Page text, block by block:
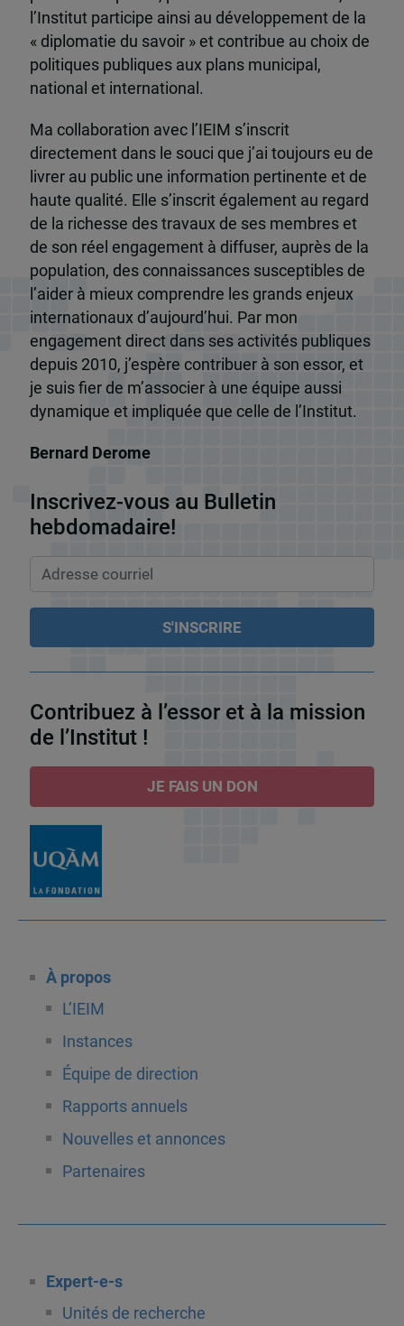
l’Institut participe ainsi au développement de la
« diplomatie du savoir » et contribue au choix de
politiques publiques aux plans municipal,
national et international.
Ma collaboration avec l’IEIM s’inscrit
directement dans le souci que j’ai toujours eu de
livrer au public une information pertinente et de
haute qualité. Elle s’inscrit également au regard
de la richesse des travaux de ses membres et
de son réel engagement à diffuser, auprès de la
population, des connaissances susceptibles de
l’aider à mieux comprendre les grands enjeux
internationaux d’aujourd’hui. Par mon
engagement direct dans ses activités publiques
depuis 2010, j’espère contribuer à son essor, et
je suis fier de m’associer à une équipe aussi
dynamique et impliquée que celle de l’Institut.
Bernard Derome
Inscrivez-vous au Bulletin
hebdomadaire!
Contribuez à l’essor et à la mission
de l’Institut !
JE FAIS UN DON
À propos
L’IEIM
Instances
Équipe de direction
Rapports annuels
Nouvelles et annonces
Partenaires
Expert-e-s
Unités de recherche